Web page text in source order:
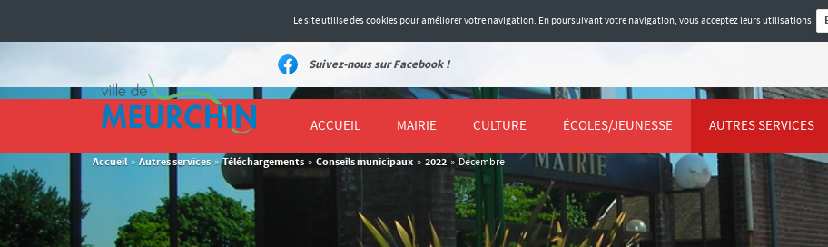
Le site utilise des cookies pour améliorer votre navigation. En poursuivant votre navigation, vous acceptez leurs utilisations.
Suivez-nous sur Facebook !
ACCUEIL MAIRIE CULTURE ÉCOLES/JEUNESSE AUTRES SERVICES
Accueil » Autres services » Téléchargements » Conseils municipaux » 2022 » Décembre